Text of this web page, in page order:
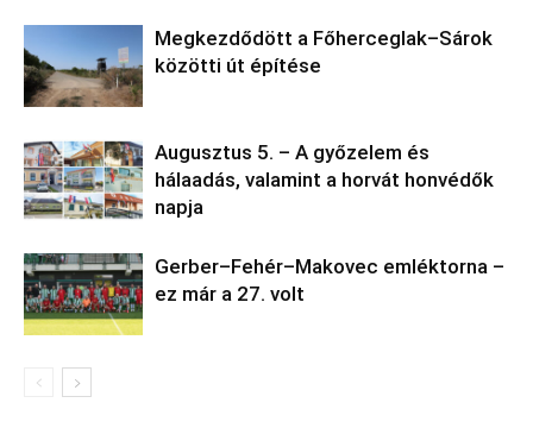
Megkezdődött a Főherceglak–Sárok
közötti út építése
Augusztus 5. – A győzelem és
hálaadás, valamint a horvát honvédők
napja
Gerber–Fehér–Makovec emléktorna –
ez már a 27. volt